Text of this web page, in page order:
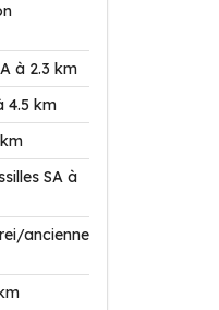
à 2.3 km
4.5 km
SA à
ancienne